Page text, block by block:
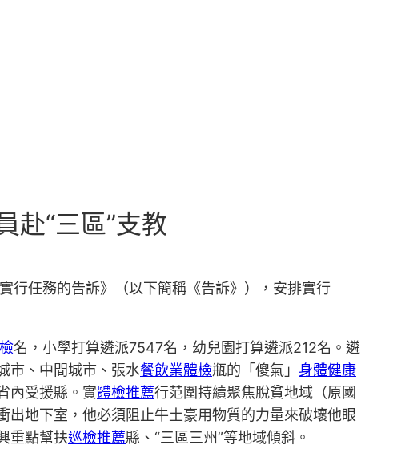
赴“三區”支教
行任務的告訴》（以下簡稱《告訴》），安排實行
名，小學打算遴派7547名，幼兒園打算遴派212名。遴
市、中間城市、張水餐飲業體檢瓶的「傻氣」 身體健康
內受援縣。實體檢推薦行范圍持續聚焦脫貧地域（原國
地下室，他必須阻止牛土豪用物質的力量來破壞他眼
重點幫扶巡檢推薦縣、“三區三州”等地域傾斜。